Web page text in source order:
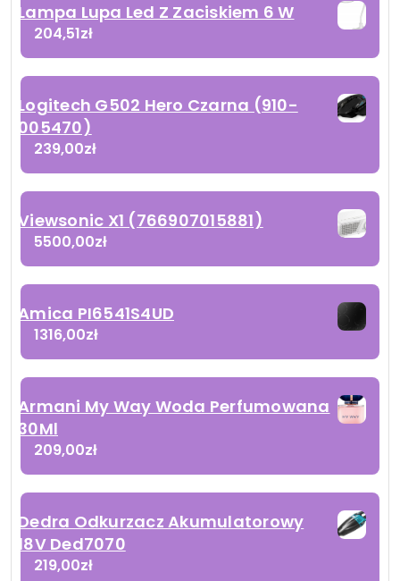
Lampa Lupa Led Z Zaciskiem 6 W
204,51zł
Logitech G502 Hero Czarna (910-
005470)
239,00zł
Viewsonic X1 (766907015881)
5500,00zł
Amica PI6541S4UD
1316,00zł
Armani My Way Woda Perfumowana
30Ml
209,00zł
Dedra Odkurzacz Akumulatorowy
18V Ded7070
219,00zł